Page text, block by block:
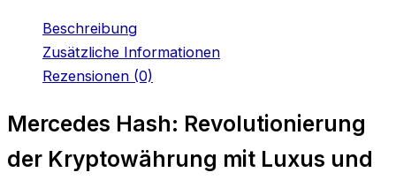
Beschreibung
Zusätzliche Informationen
Rezensionen (0)
Mercedes Hash: Revolutionierung
der Kryptowährung mit Luxus und